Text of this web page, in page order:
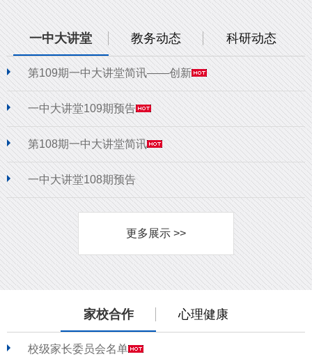
一中大讲堂 教务动态 科研动态
第109期一中大讲堂简讯——创新
一中大讲堂109期预告
第108期一中大讲堂简讯
一中大讲堂108期预告
更多展示 >>
家校合作 心理健康
校级家长委员会名单